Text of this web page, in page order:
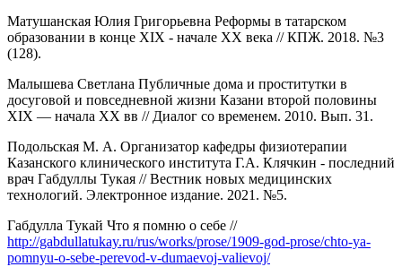
Матушанская Юлия Григорьевна Реформы в татарском
образовании в конце XIX - начале XX века // КПЖ. 2018. №3
(128).
Малышева Светлана Публичные дома и проститутки в
досуговой и повседневной жизни Казани второй половины
XIX — начала XX вв // Диалог со временем. 2010. Вып. 31.
Подольская М. А. Организатор кафедры физиотерапии
Казанского клинического института Г.А. Клячкин - последний
врач Габдуллы Тукая // Вестник новых медицинских
технологий. Электронное издание. 2021. №5.
Габдулла Тукай Что я помню о себе //
http://gabdullatukay.ru/rus/works/prose/1909-god-prose/chto-ya-
pomnyu-o-sebe-perevod-v-dumaevoj-valievoj/